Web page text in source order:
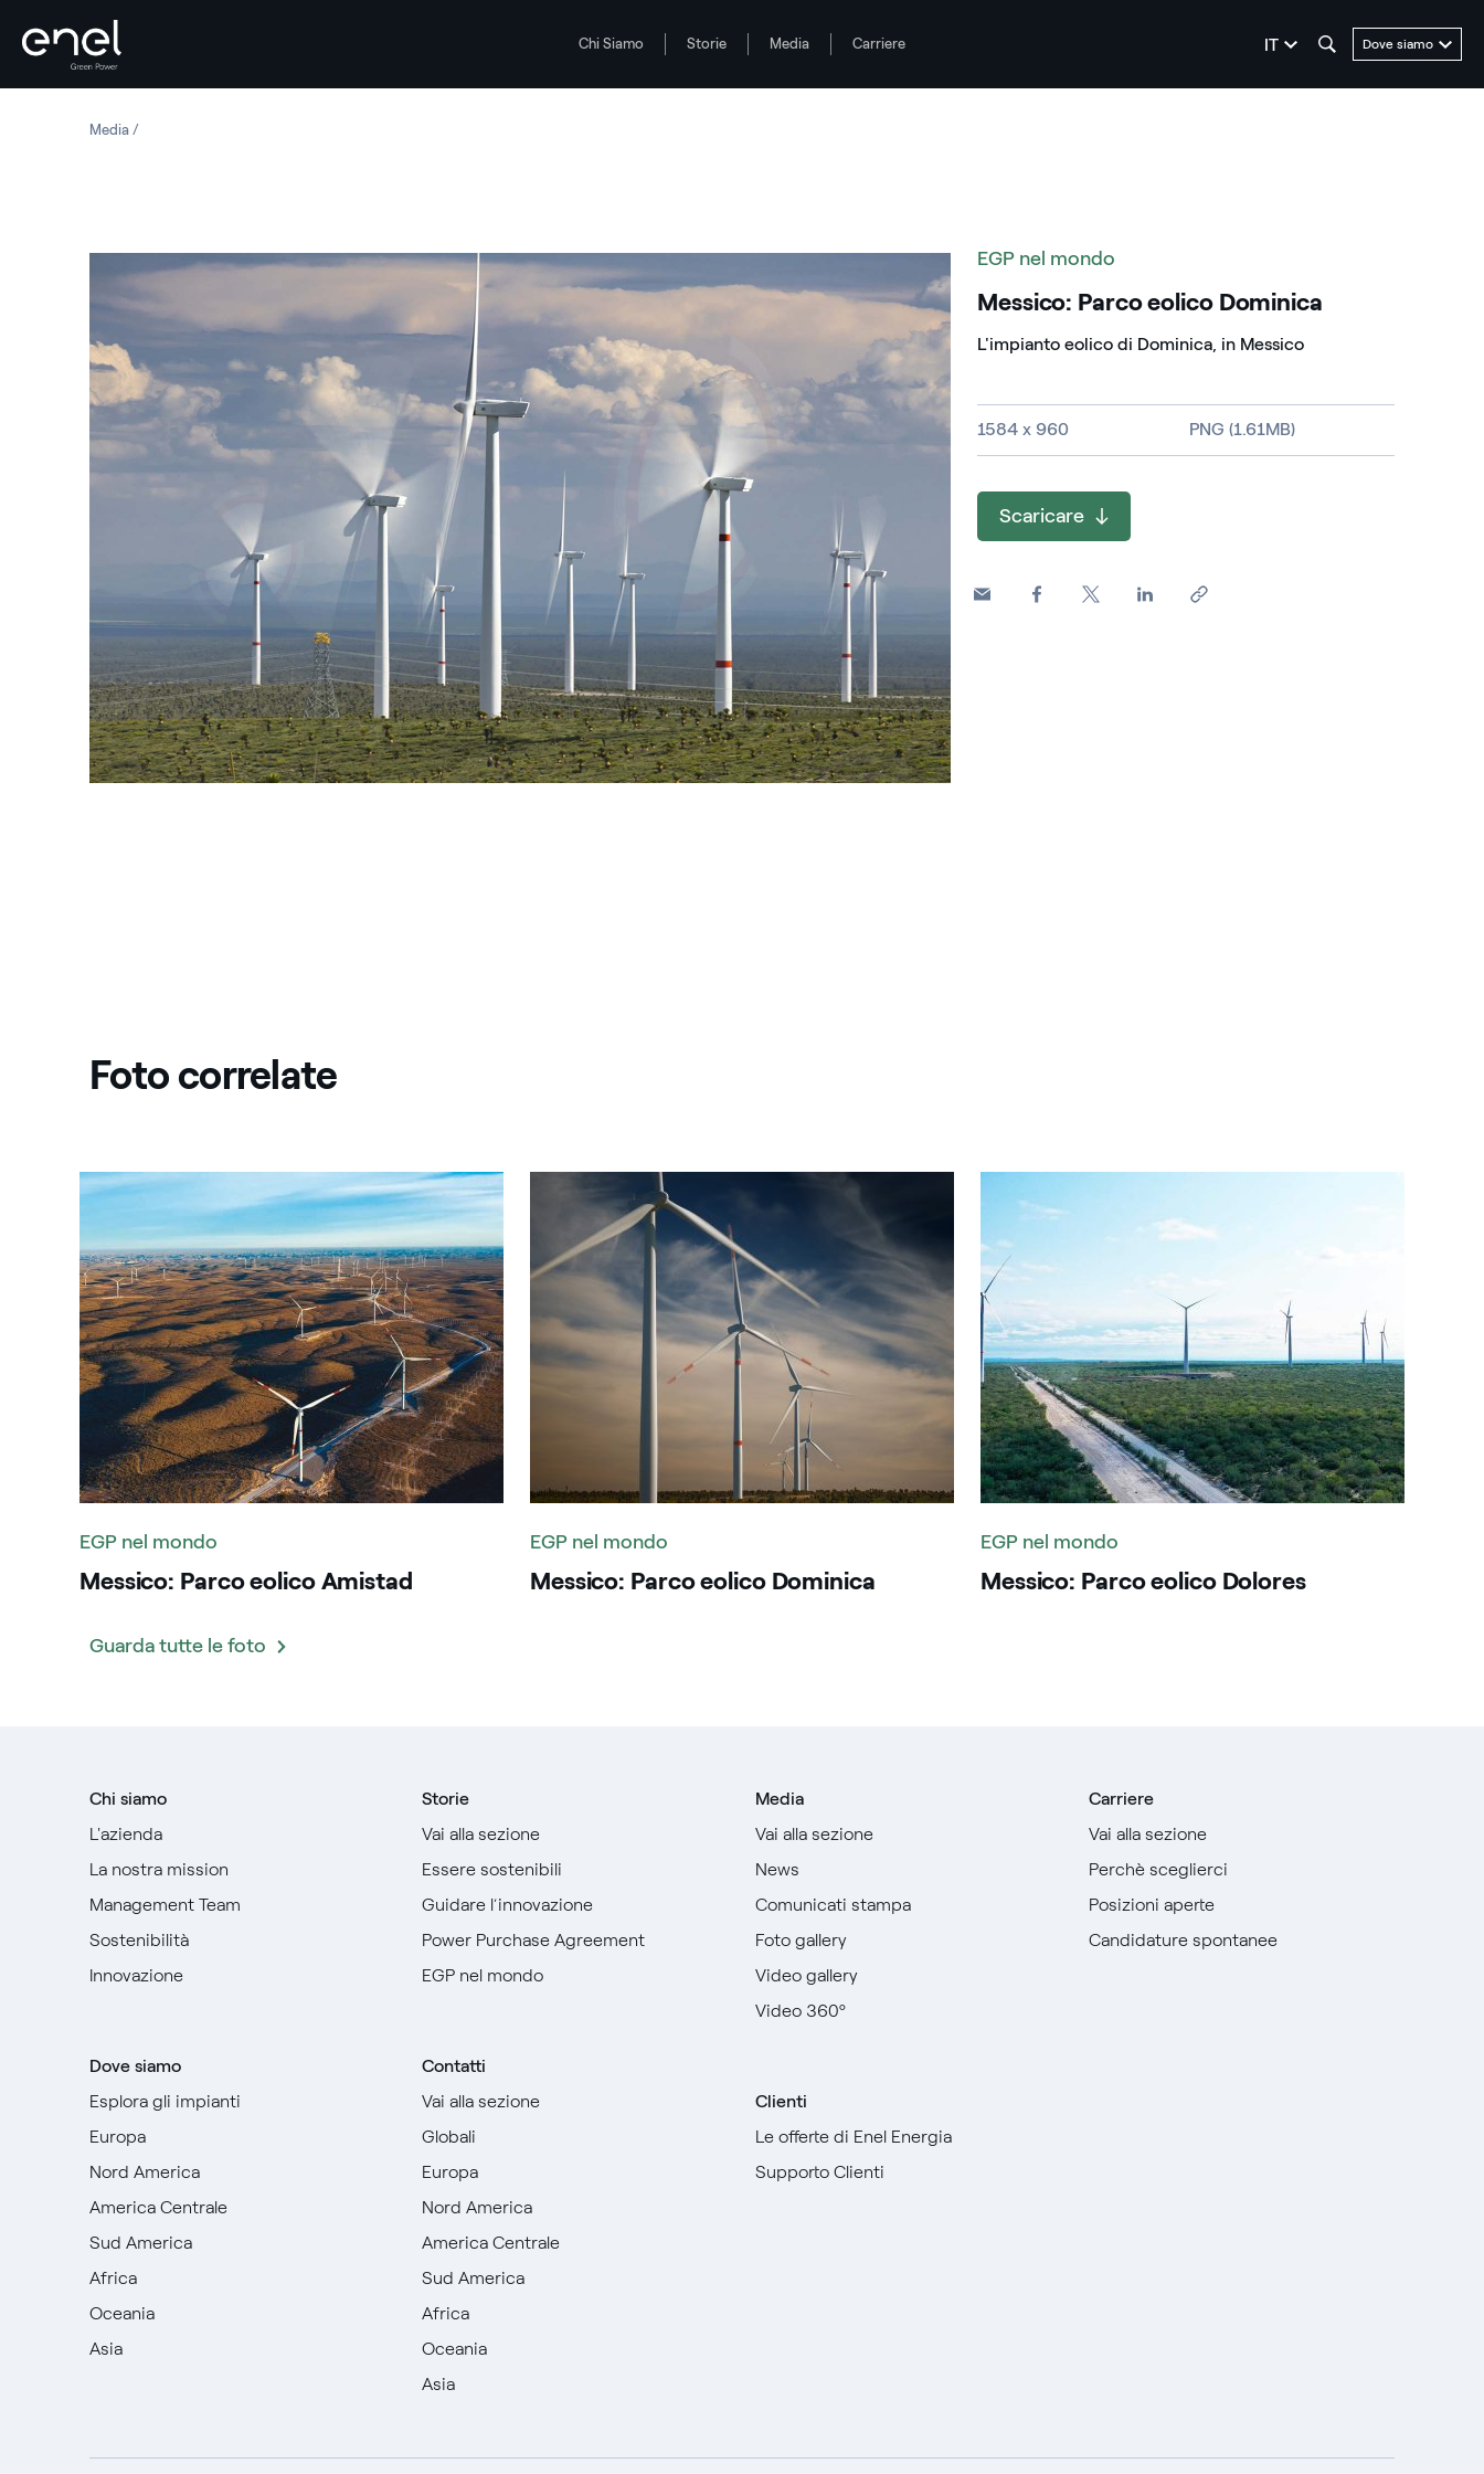
Chi Siamo Storie Media Carriere seleziona la lingua
IT Dove siamo
MediaMessico: Parco eolico Dominica
EGP nel mondo
Messico: Parco eolico Dominica
L'impianto eolico di Dominica, in Messico
Dimensioni dell'immagine e tipo di file
1584 x 960 PNG (1.61MB)
Scaricare
Foto correlate
Messico: Parco eolico Amistad
EGP nel mondo
Messico: Parco eolico Amistad
Messico: Parco eolico Dominica
EGP nel mondo
Messico: Parco eolico Dominica
EGP nel mondo
Messico: Parco eolico Dolores
Guarda tutte le foto
Chi siamo
L'azienda
La nostra mission
Management Team
Sostenibilità
Innovazione
Dove siamo
Esplora gli impianti
Europa
Nord America
America Centrale
Sud America
Africa
Oceania
Asia
Storie
Vai alla sezione
Essere sostenibili
Guidare l’innovazione
Power Purchase Agreement
EGP nel mondo
Contatti
Vai alla sezione
Globali
Europa
Nord America
America Centrale
Sud America
Africa
Oceania
Asia
Media
Vai alla sezione
News
Comunicati stampa
Foto gallery
Video gallery
Video 360º
Clienti
Le offerte di Enel Energia
Supporto Clienti
Carriere
Vai alla sezione
Perchè sceglierci
Posizioni aperte
Candidature spontanee